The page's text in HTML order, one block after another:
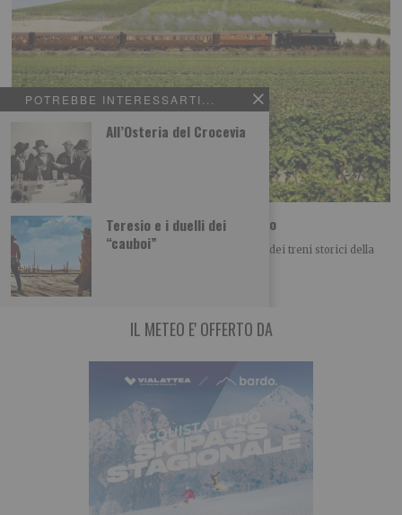
POTREBBE INTERESSARTI...
All’Osteria del Crocevia
Teresio e i duelli dei
“cauboi”
Sui treni storici alla scoperta del territorio
Si arricchisce ulteriormente l’offerta commerciale dei treni storici della
Fondazione FS con due nuovi itinerari d’autore
IL METEO E' OFFERTO DA